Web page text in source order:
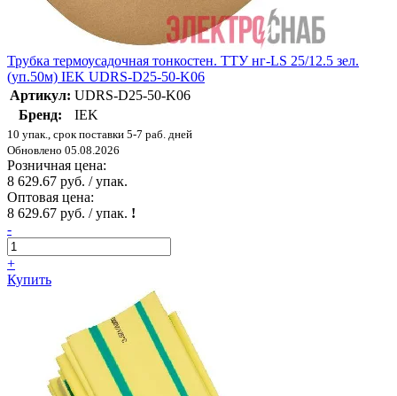
Трубка термоусадочная тонкостен. ТТУ нг-LS 25/12.5 зел.
(уп.50м) IEK UDRS-D25-50-K06
Артикул: UDRS-D25-50-K06
Бренд:
IEK
10 упак., срок поставки 5-7 раб. дней
Обновлено 05.08.2026
Розничная цена:
8 629.67 руб. / упак.
Оптовая цена:
8 629.67 руб. / упак. !
-
+
Купить